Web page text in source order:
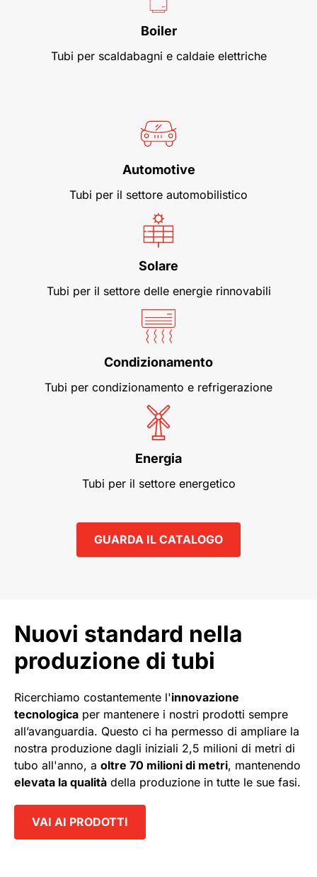
Boiler
Tubi per scaldabagni e caldaie elettriche
Automotive
Tubi per il settore automobilistico
Solare
Tubi per il settore delle energie rinnovabili
Condizionamento
Tubi per condizionamento e refrigerazione
Energia
Tubi per il settore energetico
GUARDA IL CATALOGO
Nuovi standard nella
produzione di tubi
Ricerchiamo costantemente l'innovazione
tecnologica per mantenere i nostri prodotti sempre
all’avanguardia. Questo ci ha permesso di ampliare la
nostra produzione dagli iniziali 2,5 milioni di metri di
tubo all'anno, a oltre 70 milioni di metri, mantenendo
elevata la qualità della produzione in tutte le sue fasi.
VAI AI PRODOTTI